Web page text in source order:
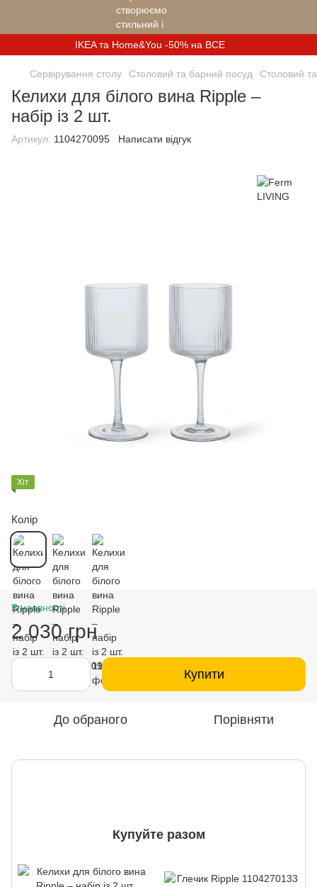
IKEA та Home&You -50% на ВСЕ
Сервірування столу Столовий та барний посуд Столовий
Келихи для білого вина Ripple –
набір із 2 шт.
Артикул: 1104270095 Написати відгук
Хіт
Колір
В наявності
2 030 грн
Купити
До обраного Порівняти
Купуйте разом